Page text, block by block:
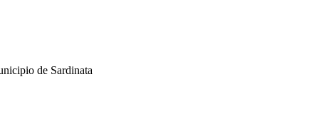
de Sardinata